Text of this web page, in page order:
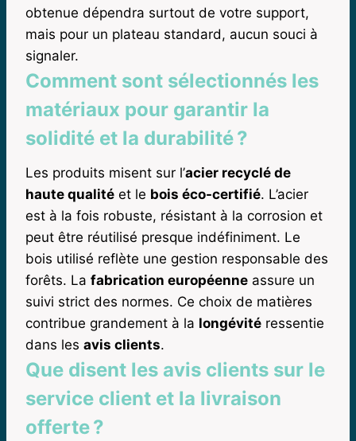
obtenue dépendra surtout de votre support,
mais pour un plateau standard, aucun souci à
signaler.
Comment sont sélectionnés les
matériaux pour garantir la
solidité et la durabilité ?
Les produits misent sur l’acier recyclé de
haute qualité et le bois éco-certifié. L’acier
est à la fois robuste, résistant à la corrosion et
peut être réutilisé presque indéfiniment. Le
bois utilisé reflète une gestion responsable des
forêts. La fabrication européenne assure un
suivi strict des normes. Ce choix de matières
contribue grandement à la longévité ressentie
dans les avis clients.
Que disent les avis clients sur le
service client et la livraison
offerte ?